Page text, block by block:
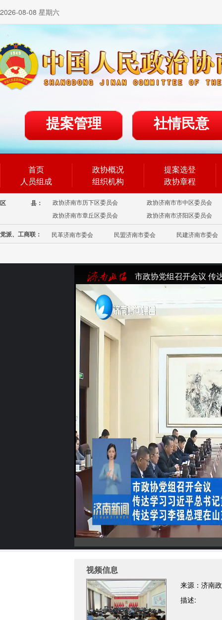
2026-08-08 星期六
提案管理 社情民意
首页
人员组成
政协概况
组织机构
提案选登
政协章程
区 县： 政协济南市历下区委员会
政协济南市市中区委员会
政协济南市章丘区委员会
政协济南市济阳区委员会
党派、工商联： 民革济南市委会 民盟济南市委会 民建济南市委会
市政协党组召开会议 传
视频信息
来源：济南
描述: